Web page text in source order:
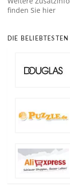
finden Sie hier
DIE